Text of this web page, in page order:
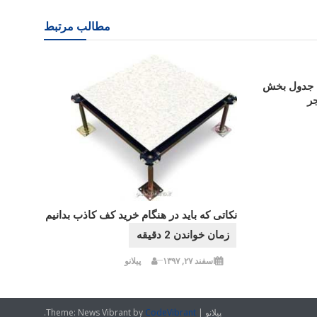
مطالب مرتبط
نکاتی که باید در هنگام خرید کف کاذب بدانیم
اسفند ۲۷, ۱۳۹۷ پیلانو
مهر؛ جدول بخش
پیلانو |
Theme: News Vibrant by CodeVibrant
.